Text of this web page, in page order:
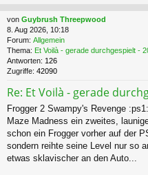
von Guybrush Threepwood
8. Aug 2026, 10:18
Forum: Allgemein
Thema: Et Voilà - gerade durchgespielt -
Antworten: 126
Zugriffe: 42090
Re: Et Voilà - gerade
Frogger 2 Swampy's Revenge
Maze Madness ein zweites,
schon ein Frogger vorher auf der
sondern reihte seine Level nur so
etwas sklavischer an den Auto...